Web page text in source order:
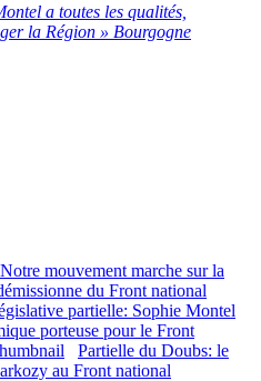
a toutes les qualités,
la Région » Bourgogne
mouvement marche sur la
du Front national
partielle: Sophie Montel
porteuse pour le Front
Partielle du Doubs: le
au Front national